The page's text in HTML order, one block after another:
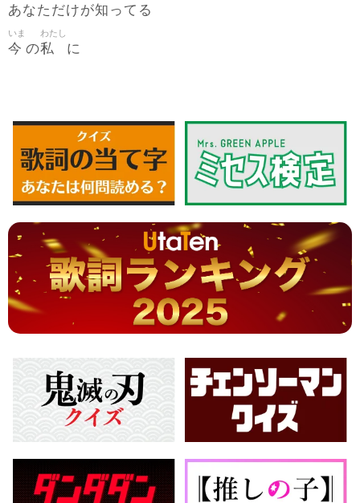
あなただけが知 ってる
今
いま
の私
わたし
に